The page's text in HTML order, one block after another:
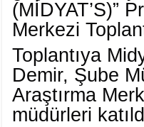
(MİDYAT’S)”
Merkezi
Toplantıya
Demir, Şube
Araştırma
müdürleri